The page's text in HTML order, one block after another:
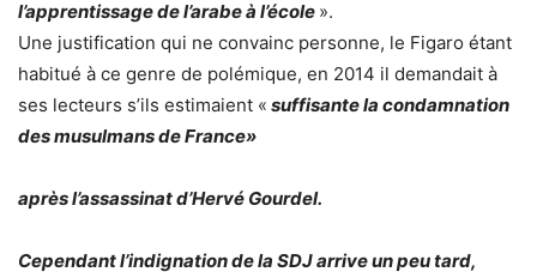
l’apprentissage de l’arabe à l’école ».
Une justification qui ne convainc personne, le Figaro étant
habitué à ce genre de polémique, en 2014 il demandait à
ses lecteurs s’ils estimaient « suffisante la condamnation
des musulmans de France»
après l’assassinat d’Hervé Gourdel.
Cependant l’indignation de la SDJ arrive un peu tard,